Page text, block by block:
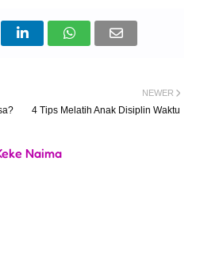
NEWER
4 Tips Melatih Anak Disiplin Waktu
Naima